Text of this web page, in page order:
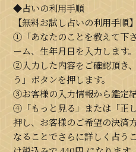
◆占いの利用手順
【無料お試し占いの利用手順】
①「あなたのことを教えて下
ーム、生年月日を入力します。
②入力した内容をご確認頂き
う」ボタンを押します。
③お客様の入力情報から鑑定
④「もっと見る」または「正
押し、お客様のご希望の決済
なることでさらに詳しく占う